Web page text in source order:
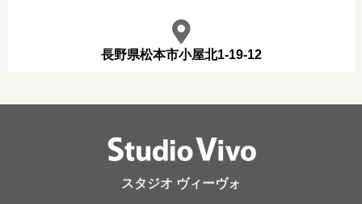
長野県松本市小屋北1-19-12
スタジオ ヴィーヴォ